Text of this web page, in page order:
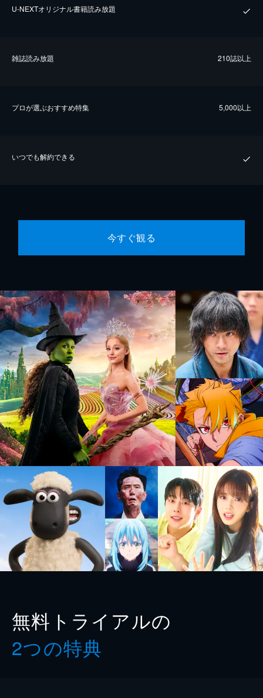
U-NEXTオリジナル書籍読み放題
雑誌読み放題 210誌以上
プロが選ぶおすすめ特集 5,000以上
いつでも解約できる
今すぐ観る
無料トライアルの
2つの特典